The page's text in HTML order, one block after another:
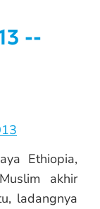
--
Ethiopia,
akhir
ladangnya